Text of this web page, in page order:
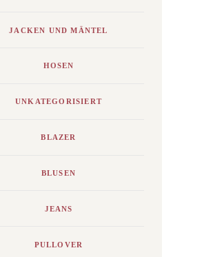
JACKEN UND MÄNTEL
HOSEN
UNKATEGORISIERT
BLAZER
BLUSEN
JEANS
PULLOVER